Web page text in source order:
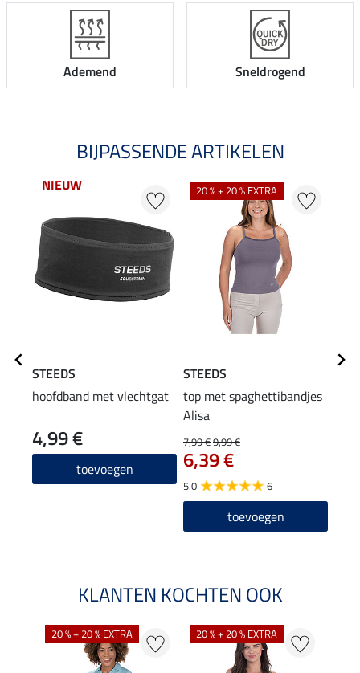
Ademend Sneldrogend
BIJPASSENDE ARTIKELEN
NIEUW
STEEDS
hoofdband met vlechtgat
4,99 €
toevoegen
20 % + 20 % EXTRA
STEEDS
top met spaghettibandjes
Alisa
7,99 €9,99 €
6,39 €
5.0 6
toevoegen
KLANTEN KOCHTEN OOK
20 % + 20 % EXTRA 20 % + 20 % EXTRA